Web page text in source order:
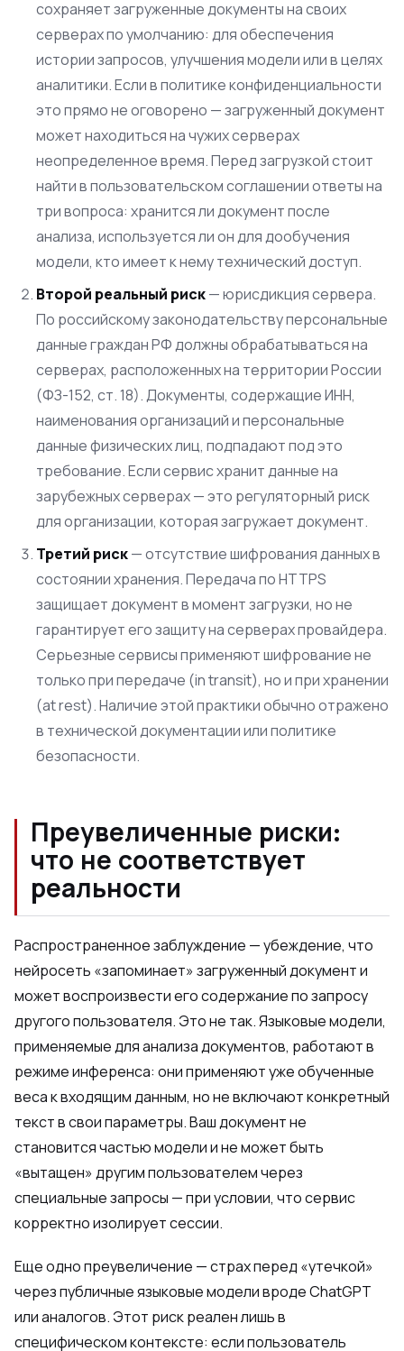
сохраняет загруженные документы на своих
серверах по умолчанию: для обеспечения
истории запросов, улучшения модели или в целях
аналитики. Если в политике конфиденциальности
это прямо не оговорено — загруженный документ
может находиться на чужих серверах
неопределенное время. Перед загрузкой стоит
найти в пользовательском соглашении ответы на
три вопроса: хранится ли документ после
анализа, используется ли он для дообучения
модели, кто имеет к нему технический доступ.
Второй реальный риск— юрисдикция сервера.
По российскому законодательству персональные
данные граждан РФ должны обрабатываться на
серверах, расположенных на территории России
(ФЗ-152, ст. 18). Документы, содержащие ИНН,
наименования организаций и персональные
данные физических лиц, подпадают под это
требование. Если сервис хранит данные на
зарубежных серверах — это регуляторный риск
для организации, которая загружает документ.
Третий риск— отсутствие шифрования данных в
состоянии хранения. Передача по HTTPS
защищает документ в момент загрузки, но не
гарантирует его защиту на серверах провайдера.
Серьезные сервисы применяют шифрование не
только при передаче (in transit), но и при хранении
(at rest). Наличие этой практики обычно отражено
в технической документации или политике
безопасности.
Преувеличенные риски:
что не соответствует
реальности
Распространенное заблуждение — убеждение, что
нейросеть «запоминает» загруженный документ и
может воспроизвести его содержание по запросу
другого пользователя. Это не так. Языковые модели,
применяемые для анализа документов, работают в
режиме инференса: они применяют уже обученные
веса к входящим данным, но не включают конкретный
текст в свои параметры. Ваш документ не
становится частью модели и не может быть
«вытащен» другим пользователем через
специальные запросы — при условии, что сервис
корректно изолирует сессии.
Еще одно преувеличение — страх перед «утечкой»
через публичные языковые модели вроде ChatGPT
или аналогов. Этот риск реален лишь в
специфическом контексте: если пользователь